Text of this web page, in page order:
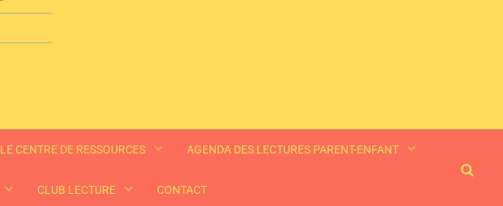
LE CENTRE DE RESSOURCES AGENDA DES LECTURES PARENT-ENFANT
CLUB LECTURE CONTACT